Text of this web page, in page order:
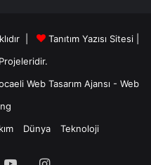
|
Tanıtım Yazısı Sitesi |
Projeleridir.
Web Tasarım Ajansı - Web
Dünya Teknoloji